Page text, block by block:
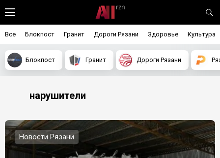
Все Блокпост Гранит Дороги Рязани Здоровье Культура
Блокпост Гранит Дороги Рязани
нарушители
Новости Рязани